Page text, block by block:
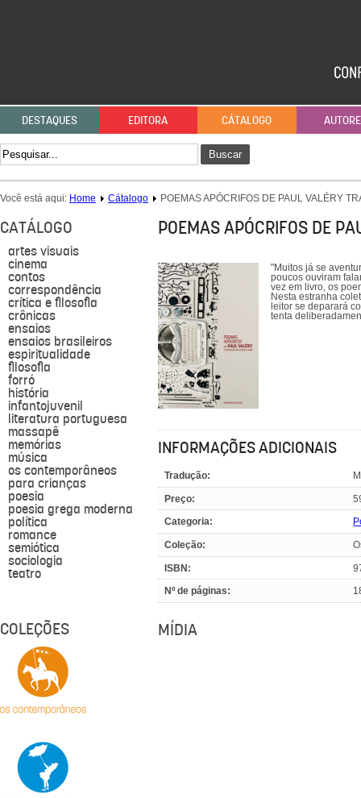
DESTAQUES EDITORA CÁTALOGO
Buscar
Você está aqui: Home Cátalogo POEMAS APÓCRIFOS DE PAUL VALÉRY
CATÁLOGO
artes visuais
cinema
contos
correspondência
crítica e filosofia
crônicas
ensaios
ensaios brasileiros
espiritualidade
filosofia
forró
história
infantojuvenil
literatura portuguesa
massapê
memórias
música
os contemporâneos
para crianças
poesia
poesia grega moderna
política
romance
semiótica
sociologia
teatro
COLEÇÕES
POEMAS APÓCRIFOS DE
"Muitos já se
poucos ouviram
vez em livro, os
Nesta estranha
leitor se deparará
tenta
INFORMAÇÕES ADICIONAIS
Tradução:
Preço:
Categoria:
Coleção:
ISBN:
Nº de páginas:
MÍDIA